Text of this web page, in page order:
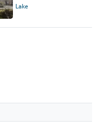
Lake